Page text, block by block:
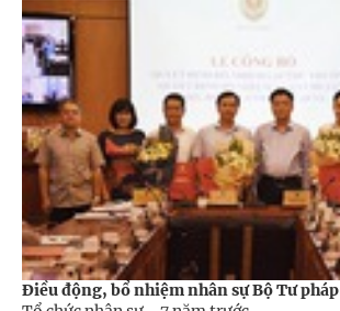
Điều động, bổ nhiệm nhân sự Bộ Tư pháp